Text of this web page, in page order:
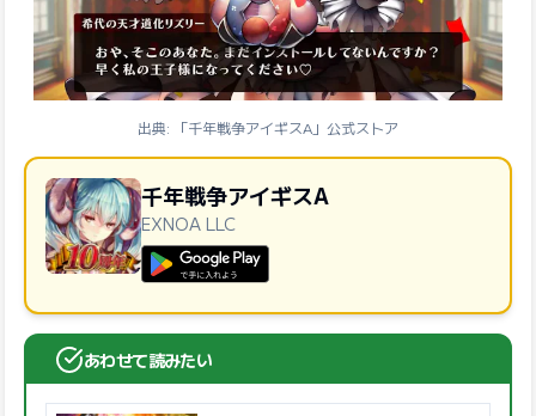
出典: 「千年戦争アイギスA」公式ストア
千年戦争アイギスA
EXNOA LLC
あわせて読みたい